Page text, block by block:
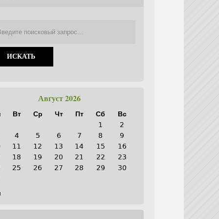
Август 2026
Вт Ср Чт Пт Сб
Вс
1
2
4 5 6 7 8
9
11 12 13 14 15
16
18 19 20 21 22
23
25 26 27 28 29
30